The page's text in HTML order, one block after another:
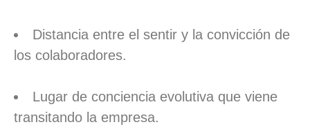
Distancia entre el sentir y la convicción de
los colaboradores.
Lugar de conciencia evolutiva que viene
transitando la empresa.